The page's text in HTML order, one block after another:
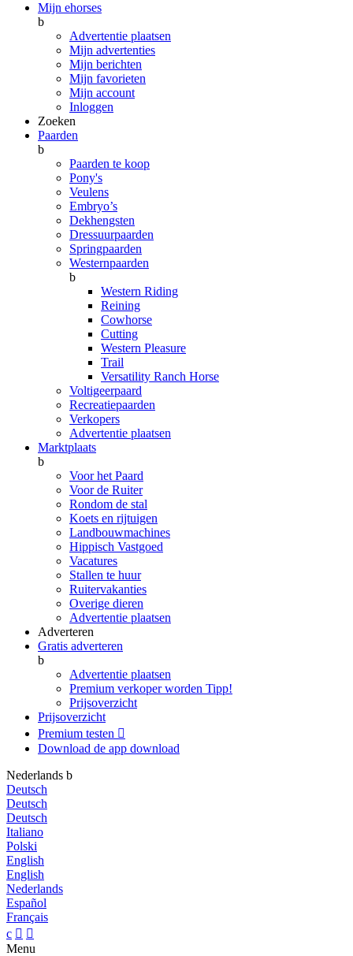
Mijn ehorses
b
Advertentie plaatsen
Mijn advertenties
Mijn berichten
Mijn favorieten
Mijn account
Inloggen
Zoeken
Paarden
b
Paarden te koop
Pony's
Veulens
Embryo’s
Dekhengsten
Dressuurpaarden
Springpaarden
Westernpaarden
b
Western Riding
Reining
Cowhorse
Cutting
Western Pleasure
Trail
Versatility Ranch Horse
Voltigeerpaard
Recreatiepaarden
Verkopers
Advertentie plaatsen
Marktplaats
b
Voor het Paard
Voor de Ruiter
Rondom de stal
Koets en rijtuigen
Landbouwmachines
Hippisch Vastgoed
Vacatures
Stallen te huur
Ruitervakanties
Overige dieren
Advertentie plaatsen
Adverteren
Gratis adverteren
b
Advertentie plaatsen
Premium verkoper worden Tipp!
Prijsoverzicht
Prijsoverzicht
Premium testen 
Download de app download
Nederlands b
Deutsch
Deutsch
Deutsch
Italiano
Polski
English
English
Nederlands
Español
Français
c  
Menu